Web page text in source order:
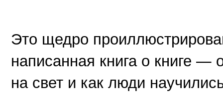
Это щедро
написанная книга о книге —
на свет и как люди